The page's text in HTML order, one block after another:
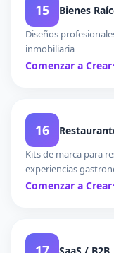
15 Bienes
Diseños
inmobiliaria
Comenzar a Crear
16
Kits de marca para
experiencias
Comenzar a Crear
SaaS / B2B